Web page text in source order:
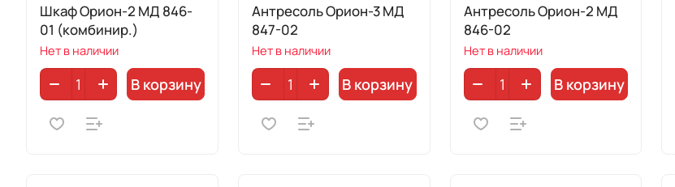
Шкаф Орион-2 МД 846-
01 (комбинир.)
Нет в наличии
В корзину
Антресоль Орион-3 МД
847-02
Нет в наличии
В корзину
Антресоль Орион-2 МД
846-02
Нет в наличии
В корзину